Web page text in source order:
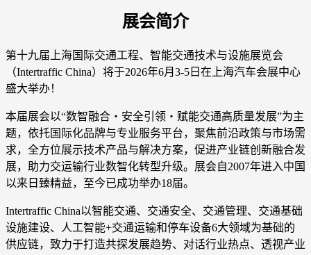
展会简介
第十九届上海国际交通工程、智能交通技术与设施展览会
（Intertraffic China）将于2026年6月3-5日在上海汽车会展中心
盛大举办！
本届展会以“数智融合・安全引领・赋能交通高质量发展”为主
题，依托国际化品牌与专业服务平台，聚焦前沿政策与市场需
求，全方位展示技术产品与解决方案，促进产业链创新融合发
展，助力交运输行业数智化转型升级。展会自2007年进入中国
以来日臻精益，至今已成功举办18届。
Intertraffic China以智能交通、交通安全、交通管理、交通基础
设施建设、人工智能+交通运输和停车设备6大领域为基础的
供应链，致力于打造共探发展趋势、对话行业热点、透视产业